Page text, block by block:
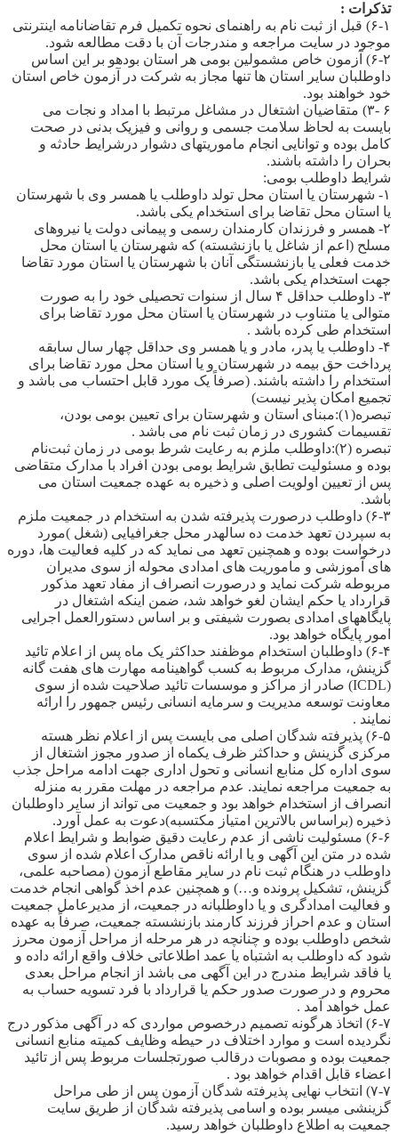
تذکرات :
۶-۱) قبل از ثبت نام به راهنمای نحوه تکمیل فرم تقاضانامه اینترنتی
موجود در سایت مراجعه و مندرجات آن با دقت مطالعه شود.
۶-۲) آزمون خاص مشمولین بومی هر استان بودهو بر این اساس
داوطلبان سایر استان ها تنها مجاز به شرکت در آزمون خاص استان
خود خواهند بود.
۶ -۳) متقاضیان اشتغال در مشاغل مرتبط با امداد و نجات می
بایست به لحاظ سلامت جسمی و روانی و فیزیک بدنی در صحت
کامل بوده و توانایی انجام ماموریتهای دشوار درشرایط حادثه و
بحران را داشته باشند.
شرایط داوطلب بومی:
۱- شهرستان یا استان محل تولد داوطلب یا همسر وی با شهرستان
یا استان محل تقاضا برای استخدام یکی باشد.
۲- همسر و فرزندان کارمندان رسمی و پیمانی دولت یا نیروهای
مسلح (اعم از شاغل یا بازنشسته) که شهرستان یا استان محل
خدمت فعلی یا بازنشستگی آنان با شهرستان یا استان مورد تقاضا
جهت استخدام یکی باشد.
۳- داوطلب حداقل ۴ سال از سنوات تحصیلی خود را به صورت
متوالی یا متناوب در شهرستان یا استان محل مورد تقاضا برای
استخدام طی کرده باشد .
۴- داوطلب یا پدر، مادر و یا همسر وی حداقل چهار سال سابقه
پرداخت حق بیمه در شهرستان و یا استان محل مورد تقاضا برای
استخدام را داشته باشند. (صرفاً یک مورد قابل احتساب می باشد و
تجمیع امکان پذیر نیست)
تبصره(۱):مبنای استان و شهرستان برای تعیین بومی بودن،
تقسیمات کشوری در زمان ثبت نام می باشد .
تبصره (۲):داوطلب ملزم به رعایت شرط بومی در زمان ثبت‌نام
بوده و مسئولیت تطابق شرایط بومی بودن افراد با مدارک متقاضی
پس از تعیین اولویت اصلی و ذخیره به عهده جمعیت استان می
باشد.
۶-۳) داوطلب درصورت پذیرفته شدن به استخدام در جمعیت ملزم
به سپردن تعهد خدمت ده سالهدر محل جغرافیایی (شغل )مورد
درخواست بوده و همچنین تعهد می نماید که در کلیه فعالیت ها، دوره
های آموزشی و ماموریت های امدادی محوله از سوی مدیران
مربوطه شرکت نماید و درصورت انصراف از مفاد تعهد مذکور
قرارداد یا حکم ایشان لغو خواهد شد، ضمن اینکه اشتغال در
پایگاههای امدادی بصورت شیفتی و بر اساس دستورالعمل اجرایی
امور پایگاه خواهد بود.
۶-۴) داوطلبان استخدام موظفند حداکثر یک ماه پس از اعلام تائید
گزینش، مدارک مربوط به کسب گواهینامه مهارت های هفت گانه
(ICDL) صادر از مراکز و موسسات تائید صلاحیت شده از سوی
معاونت توسعه مدیریت و سرمایه انسانی رئیس جمهور را ارائه
نمایند .
۶-۵) پذیرفته شدگان اصلی می بایست پس از اعلام نظر هسته
مرکزی گزینش و حداکثر ظرف یکماه از صدور مجوز اشتغال از
سوی اداره کل منابع انسانی و تحول اداری جهت ادامه مراحل جذب
به جمعیت مراجعه نمایند. عدم مراجعه در مهلت مقرر به منزله
انصراف از استخدام خواهد بود و جمعیت می تواند از سایر داوطلبان
ذخیره (براساس بالاترین امتیاز مکتسبه)دعوت به عمل آورد.
۶-۶) مسئولیت ناشی از عدم رعایت دقیق ضوابط و شرایط اعلام
شده در متن این آگهی و یا ارائه ناقص مدارک اعلام شده از سوی
داوطلب در هنگام ثبت نام در سایر مقاطع آزمون (مصاحبه علمی،
گزینش، تشکیل پرونده و…) و همچنین عدم اخذ گواهی انجام خدمت
و فعالیت امدادگری و یا داوطلبانه در جمعیت، از مدیرعامل جمعیت
استان و عدم احراز فرزند کارمند بازنشسته جمعیت، صرفاً به عهده
شخص داوطلب بوده و چنانچه در هر مرحله از مراحل آزمون محرز
شود که داوطلب به اشتباه یا عمد اطلاعاتی خلاف واقع ارائه داده و
یا فاقد شرایط مندرج در این آگهی می باشد از انجام مراحل بعدی
محروم و در صورت صدور حکم یا قرارداد با فرد تسویه حساب به
عمل خواهد آمد .
۶-۷) اتخاذ هرگونه تصمیم درخصوص مواردی که در آگهی مذکور درج
نگردیده است و موارد اختلاف در حیطه وظایف کمیته منابع انسانی
جمعیت بوده و مصوبات درقالب صورتجلسات مربوط پس از تائید
اعضاء قابل اقدام خواهد بود .
۷-۷) انتخاب نهایی پذیرفته شدگان آزمون پس از طی مراحل
گزینشی میسر بوده و اسامی پذیرفته شدگان از طریق سایت
جمعیت به اطلاع داوطلبان خواهد رسید.